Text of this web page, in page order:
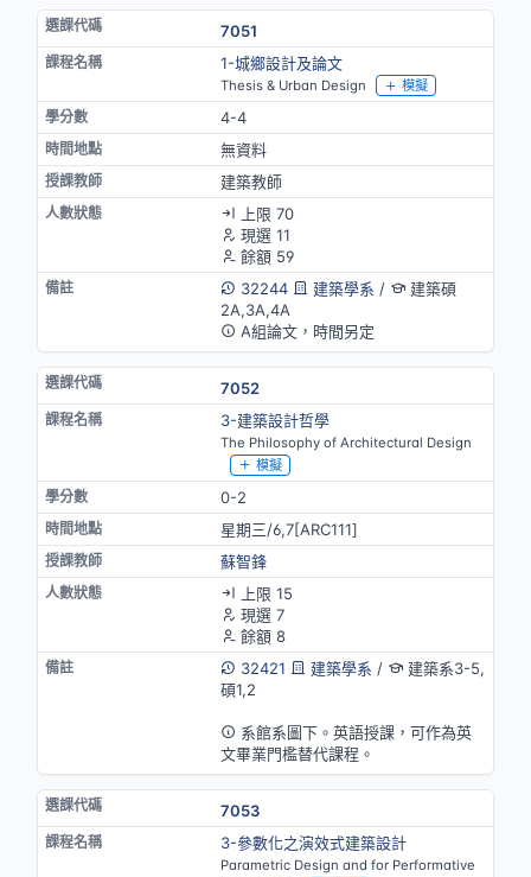
7051
1-城鄉設計及論文
Thesis & Urban Design 模擬
4-4
無資料
建築教師
上限 70
現選 11
餘額 59
32244
建築學系 /
建築碩
2A,3A,4A
A組論文，時間另定
7052
3-建築設計哲學
The Philosophy of Architectural Design
模擬
0-2
星期三/6,7[ARC111]
蘇智鋒
上限 15
現選 7
餘額 8
32421
建築學系 /
建築系3-5,
碩1,2
系館系圖下。英語授課，可作為英
文畢業門檻替代課程。
7053
3-參數化之演效式建築設計
Parametric Design and for Performative